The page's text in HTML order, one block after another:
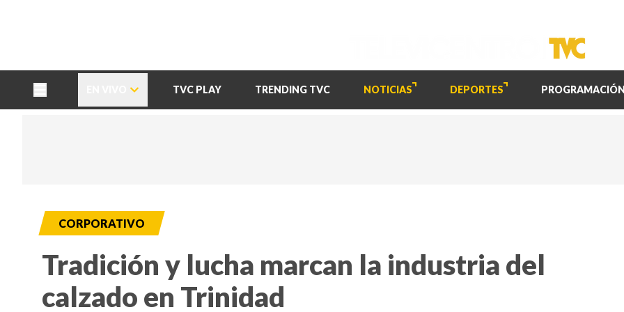
TVC PLAY TRENDING TVC NOTICIAS DEPORTES PROGRAMACIÓN
CORPORATIVO
Tradición y lucha marcan la industria del
calzado en Trinidad